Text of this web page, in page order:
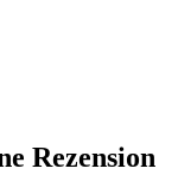
Rezension